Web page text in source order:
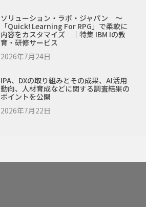
ソリューション・ラボ・ジャパン ～
「Quick! Learning For RPG」で柔軟に
内容をカスタマイズ ｜特集 IBM Iの教
育・研修サービス
2026年7月24日
IPA、DXの取り組みとその成果、AI活用
動向、人材育成などに関する調査結果の
ポイントを公開
2026年7月22日